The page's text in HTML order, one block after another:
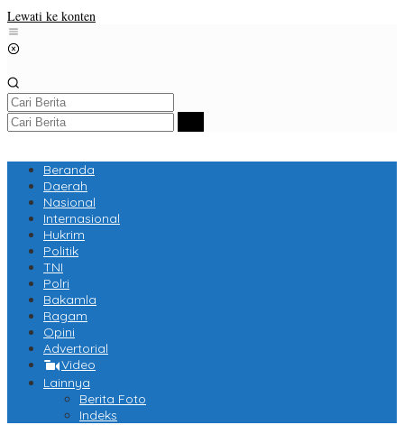
Lewati ke konten
Beranda
Daerah
Nasional
Internasional
Hukrim
Politik
TNI
Polri
Bakamla
Ragam
Opini
Advertorial
Video
Lainnya
Berita Foto
Indeks